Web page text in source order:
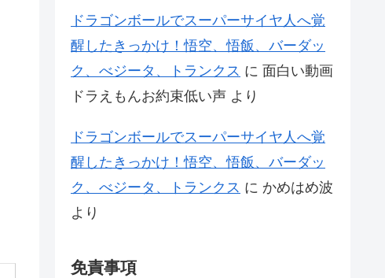
ドラゴンボールでスーパーサイヤ人へ覚
醒したきっかけ！悟空、悟飯、バーダッ
ク、べジータ、トランクス に 面白い動画
ドラえもんお約束低い声 より
ドラゴンボールでスーパーサイヤ人へ覚
醒したきっかけ！悟空、悟飯、バーダッ
ク、べジータ、トランクス に かめはめ波
より
免責事項